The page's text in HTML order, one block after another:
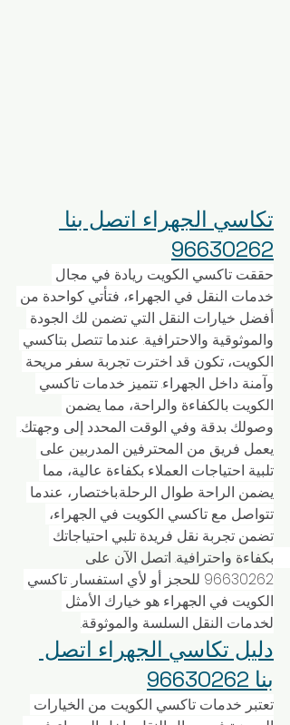
تكاسي الجهراء اتصل بنا
96630262
حققت تاكسي الكويت ريادة في مجال
خدمات النقل في الجهراء، فتأتي كواحدة من
أفضل خيارات النقل التي تضمن لك الجودة
والموثوقية والاحترافية. عندما تتصل بتاكسي
الكويت، تكون قد اخترت تجربة سفر مريحة
وآمنة داخل الجهراء. تتميز خدمات تاكسي
الكويت بالكفاءة والراحة، مما يضمن
وصولك بدقة وفي الوقت المحدد إلى وجهتك.
يعمل فريق من المحترفين المدربين على
تلبية احتياجات العملاء بكفاءة عالية، مما
يضمن الراحة طوال الرحلة.باختصار، عندما
تتواصل مع تاكسي الكويت في الجهراء،
تضمن تجربة نقل فريدة تلبي احتياجاتك
بكفاءة واحترافية. اتصل الآن على
96630262 للحجز أو لأي استفسار. تاكسي
الكويت في الجهراء هو خيارك الأمثل
لخدمات النقل السلسة والموثوقة.
دليل تكاسي الجهراء اتصل
بنا 96630262
تعتبر خدمات تاكسي الكويت من الخيارات